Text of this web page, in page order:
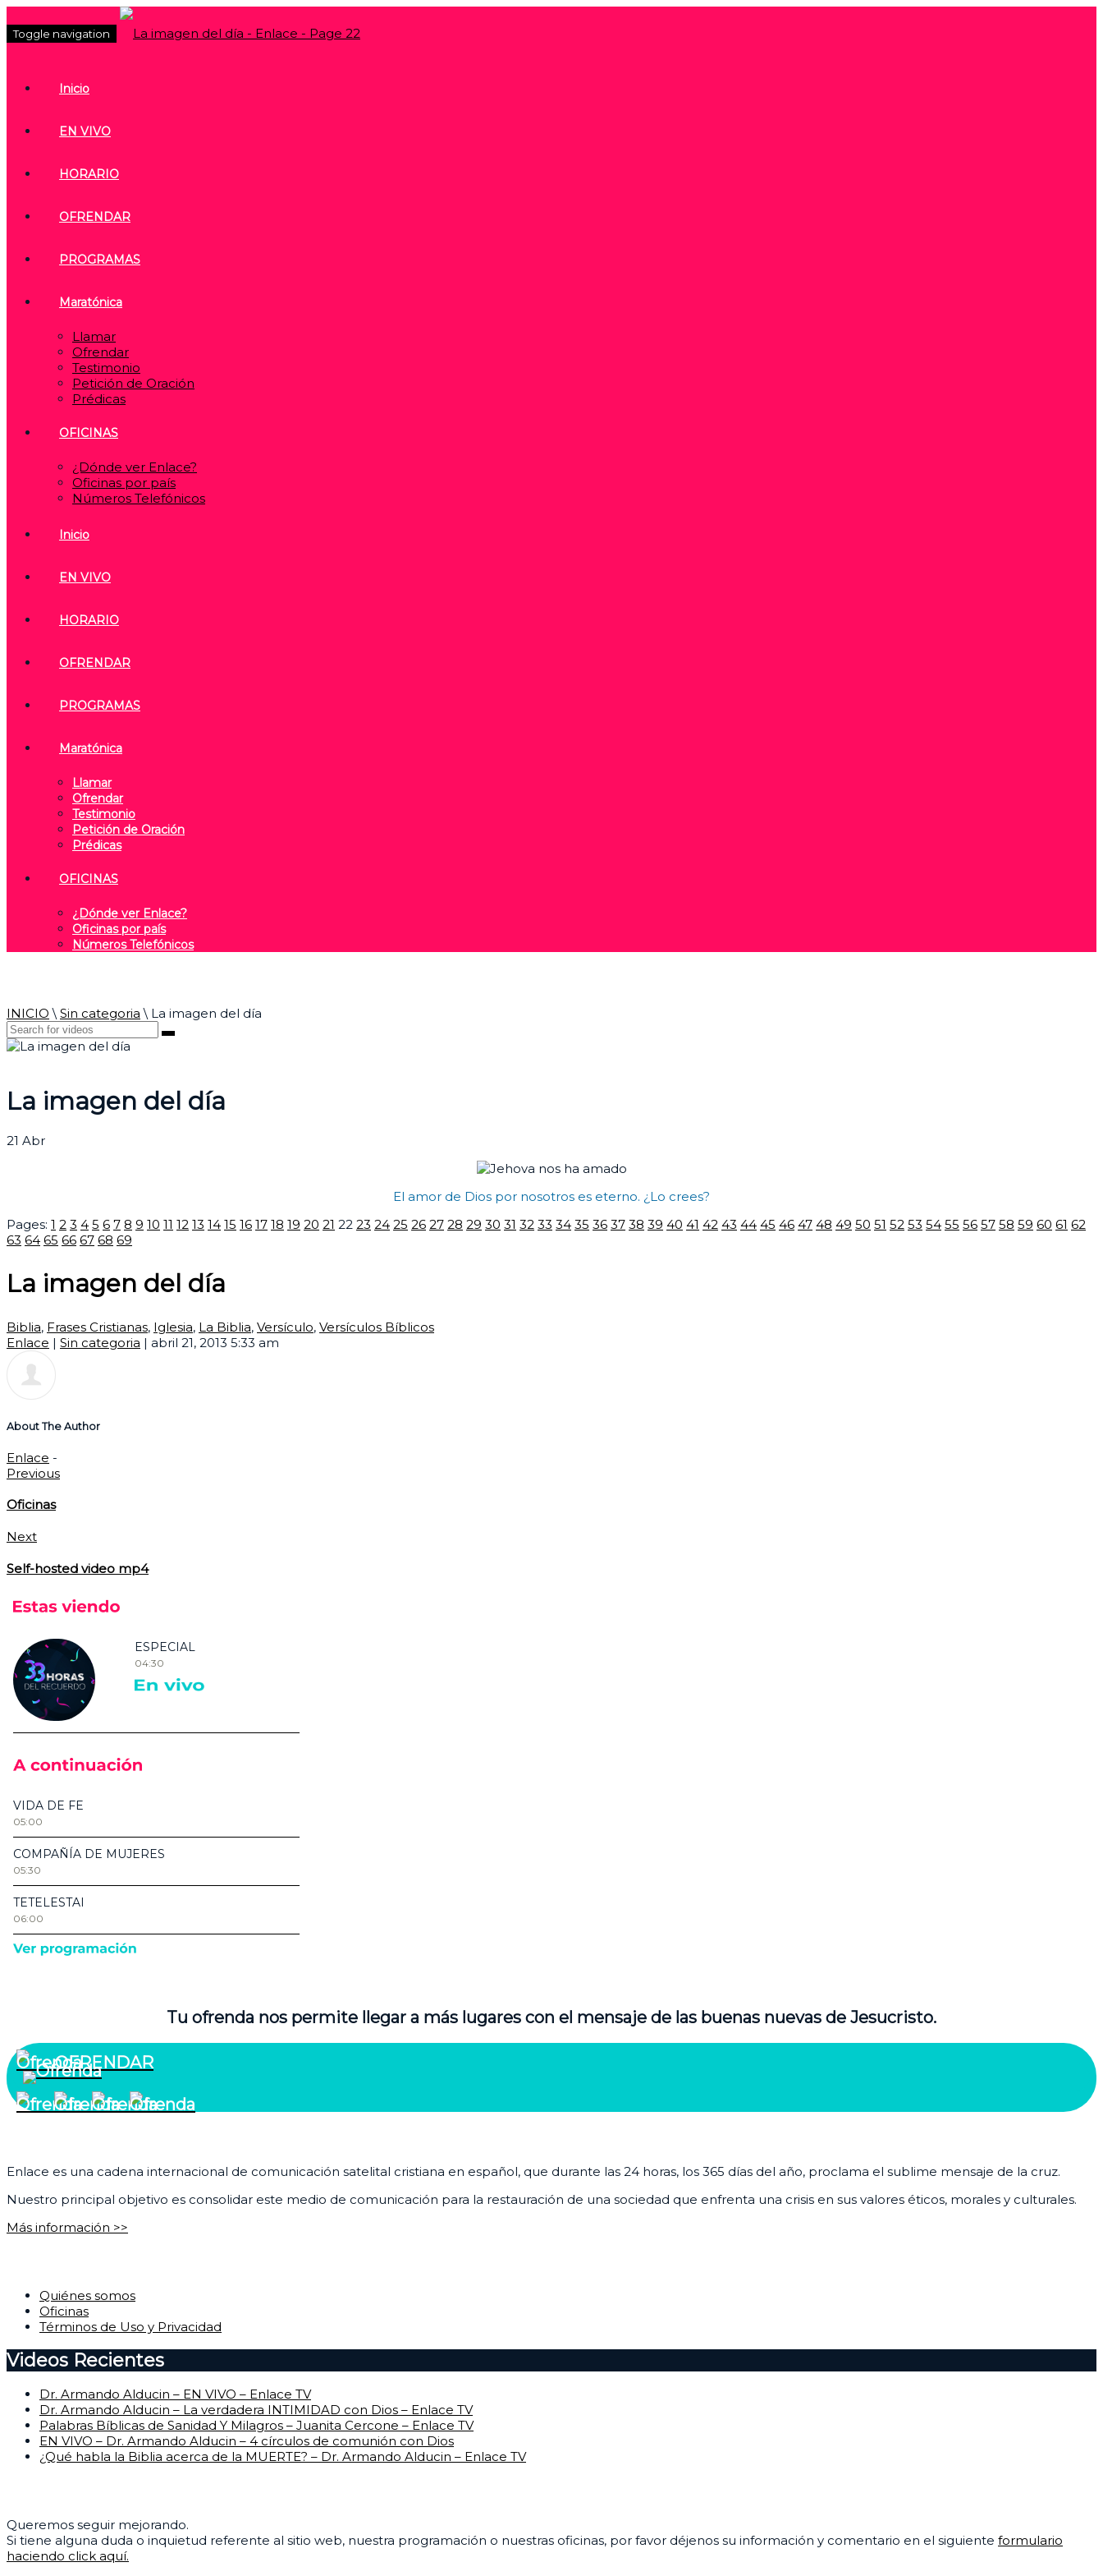
Toggle navigation
Inicio
EN VIVO
HORARIO
OFRENDAR
PROGRAMAS
Maratónica
Llamar
Ofrendar
Testimonio
Petición de Oración
Prédicas
OFICINAS
¿Dónde ver Enlace?
Oficinas por país
Números Telefónicos
Inicio
EN VIVO
HORARIO
OFRENDAR
PROGRAMAS
Maratónica
Llamar
Ofrendar
Testimonio
Petición de Oración
Prédicas
OFICINAS
¿Dónde ver Enlace?
Oficinas por país
Números Telefónicos
INICIO \ Sin categoria \ La imagen del día
La imagen del día
21 Abr
El amor de Dios por nosotros es eterno. ¿Lo crees?
Pages: 1 2 3 4 5 6 7 8 9 10 11 12 13 14 15 16 17 18 19 20 21 22 23 24 25 26 27 28 29 30 31 32 33 34 35 36 37 38 39 40 41 42 43 44 45 46 47 48 49 50 51 52 53 54 55 56 57 58 59 60 61 62
63 64 65 66 67 68 69
La imagen del día
Biblia, Frases Cristianas, Iglesia, La Biblia, Versículo, Versículos Bíblicos
Enlace | Sin categoria | abril 21, 2013 5:33 am
About The Author
Enlace -
Previous
Oficinas
Next
Self-hosted video mp4
Tu ofrenda nos permite llegar a más lugares con el mensaje de las buenas nuevas de Jesucristo.
OFRENDAR
Enlace es una cadena internacional de comunicación satelital cristiana en español, que durante las 24 horas, los 365 días del año, proclama el sublime mensaje de la cruz.
Nuestro principal objetivo es consolidar este medio de comunicación para la restauración de una sociedad que enfrenta una crisis en sus valores éticos, morales y culturales.
Más información >>
Quiénes somos
Oficinas
Términos de Uso y Privacidad
Videos Recientes
Dr. Armando Alducin – EN VIVO – Enlace TV
Dr. Armando Alducin – La verdadera INTIMIDAD con Dios – Enlace TV
Palabras Bíblicas de Sanidad Y Milagros – Juanita Cercone – Enlace TV
EN VIVO – Dr. Armando Alducin – 4 círculos de comunión con Dios
¿Qué habla la Biblia acerca de la MUERTE? – Dr. Armando Alducin – Enlace TV
Queremos seguir mejorando.
Si tiene alguna duda o inquietud referente al sitio web, nuestra programación o nuestras oficinas, por favor déjenos su información y comentario en el siguiente formulario
haciendo click aquí.